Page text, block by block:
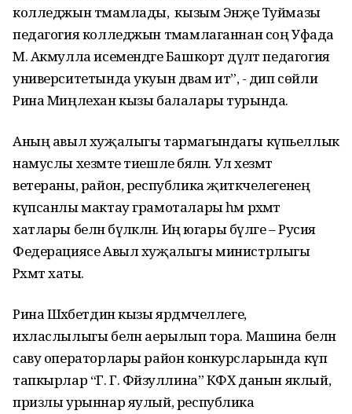
колледжын тәмамлады, ә кызым Энҗе Туймазы
педагогия колледжын тәмамлаганнан соң Уфада
М. Акмулла исемендәге Башкорт дәүләт педагогия
университетында укуын дәвам итә”, - дип сөйли
Рина Миңлехан кызы балалары турында.
Аның авыл хуҗалыгы тармагындагы күпьеллык
намуслы хезмәте тиешле бәяләнә. Ул хезмәт
ветераны, район, республика җитәкчелегенең
күпсанлы мактау грамоталары һәм рәхмәт
хатлары белән бүләкләнә. Иң югары бүләге – Русия
Федерациясе Авыл хуҗалыгы министрлыгы
Рәхмәт хаты.
Рина Шәхәбетдин кызы ярдәмчеллеге,
ихласлылыгы белән аерылып тора. Машина белән
саву операторлары район конкурсларында күп
тапкырлар “Г. Г. Фәйзуллина” КФХ данын яклый,
призлы урыннар яулый, республика